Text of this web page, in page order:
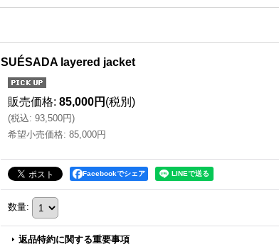
SUÉSADA layered jacket
販売価格: 85,000円 (税別)
(税込: 93,500円)
希望小売価格: 85,000円
Facebookでシェア
数量:
返品特約に関する重要事項